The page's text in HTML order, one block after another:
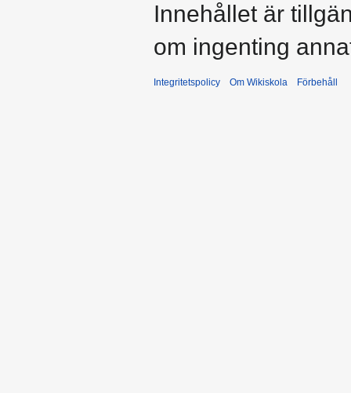
Innehållet är
om ingenting
Integritetspolicy Om Wikiskola Förbehåll